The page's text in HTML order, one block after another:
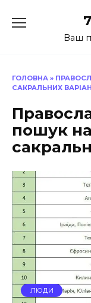
до
Ваш
ГОЛОВНА »
САКРАЛЬНИХ
пошук
ЛЮДИ